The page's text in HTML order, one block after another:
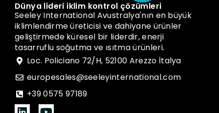
Dünya lideri iklim kontrol çözümleri
Seeley International Avustralya'nın en büyük
iklimlendirme üreticisi ve dahiyane ürünler
geliştirmede küresel bir liderdir, enerji
tasarruflu soğutma ve ısıtma ürünleri.
Loc. Policiano 72/H, 52100 Arezzo İtalya
europesales@seeleyinternational.com
+39 0575 97189